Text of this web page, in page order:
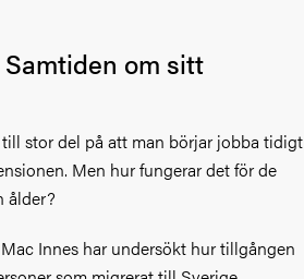
om sitt
stor del på att man börjar jobba tidigt
Men hur fungerar det för de
ålder?
Innes har undersökt hur tillgången